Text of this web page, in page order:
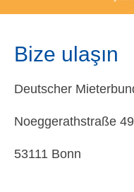
Bize ulaşın
Deutscher
Noeggerathstraße 49
53111 Bonn